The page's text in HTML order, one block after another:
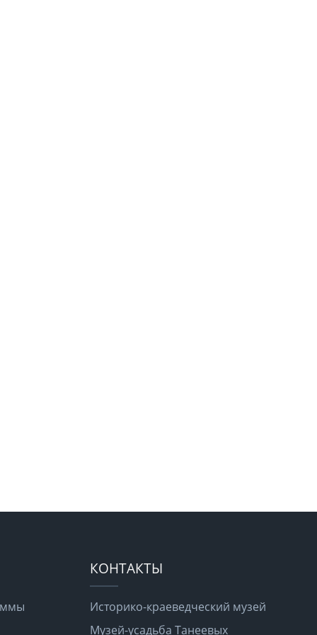
КОНТАКТЫ
Историко-краеведческий музей
Музей-усадьба Танеевых